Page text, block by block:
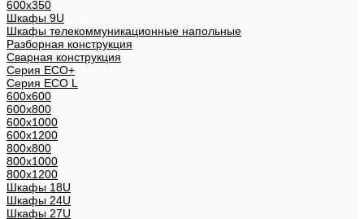
600x350
Шкафы 9U
Шкафы телекоммуникационные напольные
Разборная конструкция
Сварная конструкция
Серия ECO+
Серия ECO L
600x600
600x800
600х1000
600х1200
800x800
800х1000
800х1200
Шкафы 18U
Шкафы 24U
Шкафы 27U